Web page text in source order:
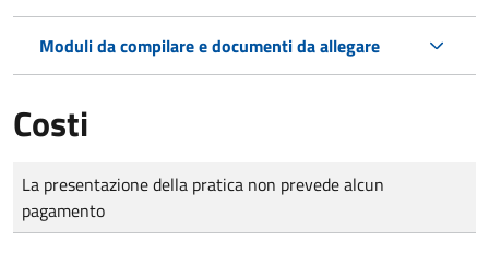
Moduli da compilare e documenti da allegare
Costi
Tipo di pagamento
Importo
La presentazione della pratica non prevede alcun
pagamento